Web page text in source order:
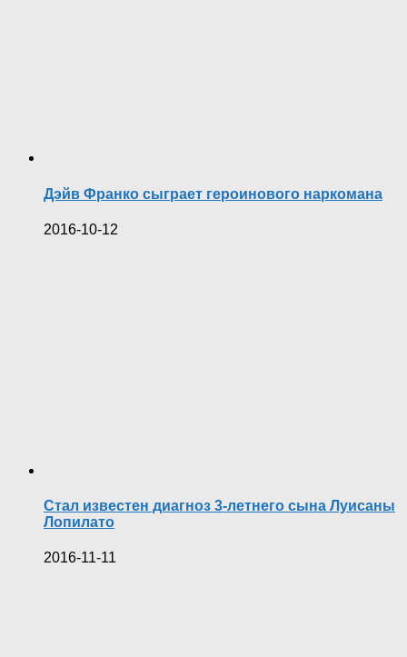
Дэйв Франко сыграет героинового наркомана
2016-10-12
Стал известен диагноз 3-летнего сына Луисаны
Лопилато
2016-11-11